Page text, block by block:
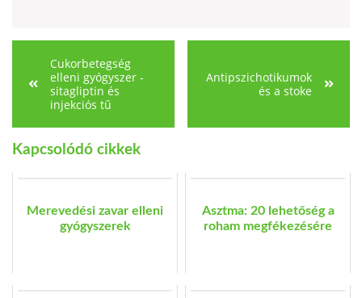
Cukorbetegség
elleni gyógyszer -
sitagliptin és
injekciós tű
Antipszichotikumok
és a stoke
Kapcsolódó cikkek
Merevedési zavar elleni
gyógyszerek
Asztma: 20 lehetőség a
roham megfékezésére